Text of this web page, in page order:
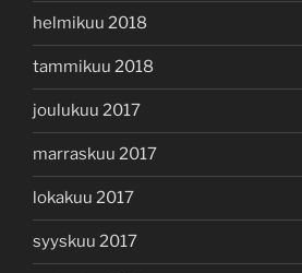
helmikuu 2018
tammikuu 2018
joulukuu 2017
marraskuu 2017
lokakuu 2017
syyskuu 2017